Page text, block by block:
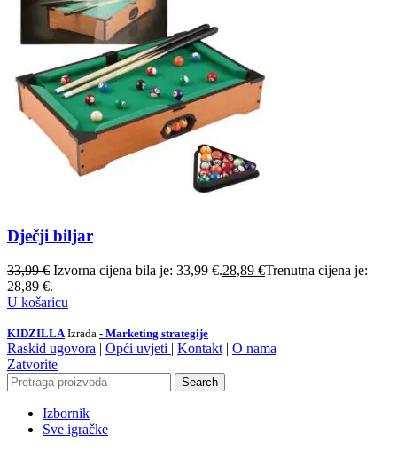
Dječji biljar
33,99€ Izvorna cijena bila je: 33,99 €.28,89 €Trenutna cijena je:
28,89 €.
U košaricu
KIDZILLA Izrada - Marketing strategije
Raskid ugovora | Opći uvjeti | Kontakt | O nama
Zatvorite
Search
Izbornik
Sve igračke